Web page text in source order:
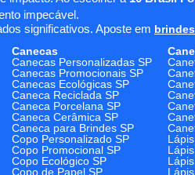
impecável.
significativos. Aposte em
Canecas
Canecas Personalizadas SP
Canecas Promocionais SP
Canecas Ecológicas SP
Caneca Reciclada SP
Caneca Porcelana SP
Caneca Cerâmica SP
Caneca para Brindes SP
Copo Personalizado SP
Copo Promocional SP
Copo Ecológico SP
Copo de Papel SP